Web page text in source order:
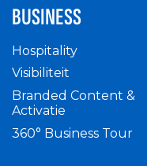
BUSINESS
Hospitality
Visibiliteit
Branded Content &
Activatie
360° Business Tour